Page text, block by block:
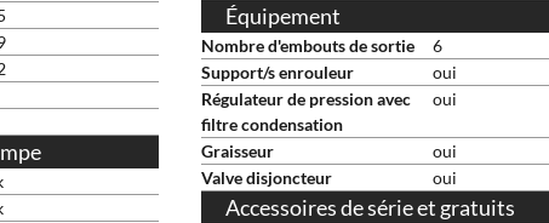
Équipement
Nombre d'embouts de sortie
6
Support/s enrouleur
oui
Régulateur de pression avec
filtre condensation
oui
Graisseur
oui
Valve disjoncteur
oui
Accessoires de série et gratuits